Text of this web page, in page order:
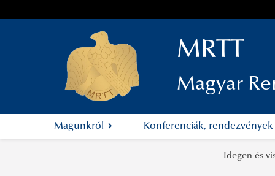
MRTT
Magyar
Magunkról Konferenciák, rendezvények
Idegen és